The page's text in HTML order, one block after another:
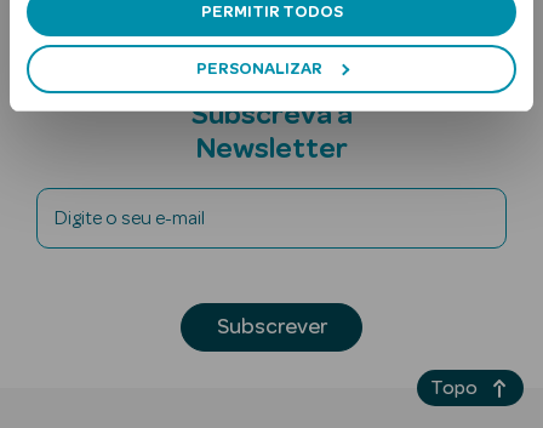
PERMITIR TODOS
PERSONALIZAR
Ver Tudo
Subscreva a
Newsletter
Digite o seu e-mail
Subscrever
Topo